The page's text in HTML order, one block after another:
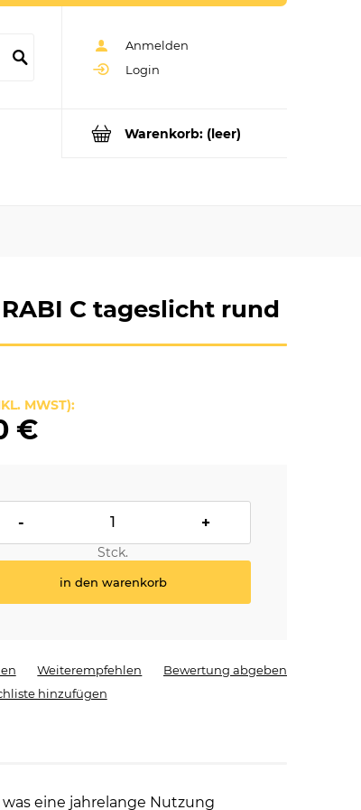
Anmelden
Login
Warenkorb: (leer)
C tageslicht rund
MWST):
€
- +
Stck.
in den warenkorb
Weiterempfehlen
Bewertung abgeben
hinzufügen
eine jahrelange Nutzung